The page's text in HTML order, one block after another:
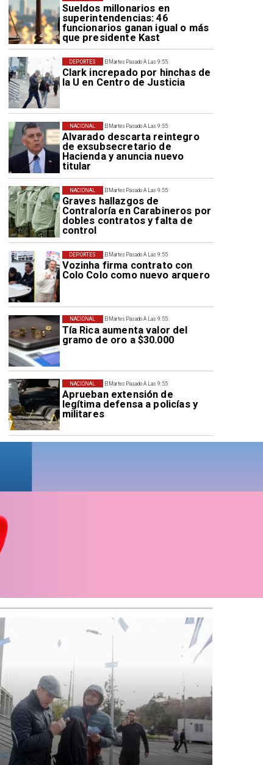
Sueldos millonarios en
superintendencias: 46
funcionarios ganan igual o más
que presidente Kast
El Martes Pasado A Las 9:55
Clark increpado por hinchas de
la U en Centro de Justicia
DEPORTES
El Martes Pasado A Las 9:55
Alvarado descarta reintegro
de exsubsecretario de
Hacienda y anuncia nuevo
titular
NACIONAL
El Martes Pasado A Las 9:55
Graves hallazgos de
Contraloría en Carabineros por
dobles contratos y falta de
control
NACIONAL
El Martes Pasado A Las 9:55
Vozinha firma contrato con
Colo Colo como nuevo arquero
DEPORTES
El Martes Pasado A Las 9:55
Tía Rica aumenta valor del
gramo de oro a $30.000
NACIONAL
El Martes Pasado A Las 9:55
Aprueban extensión de
legítima defensa a policías y
militares
NACIONAL